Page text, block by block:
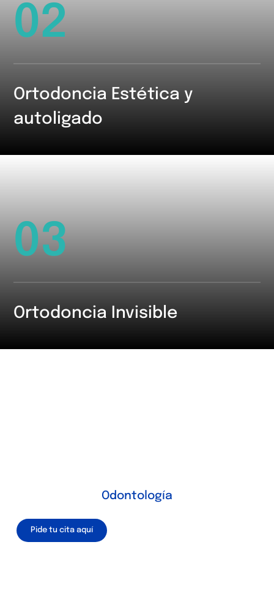
02
Ortodoncia Estética y
autoligado
03
Ortodoncia Invisible
Odontología
Pide tu cita aquí